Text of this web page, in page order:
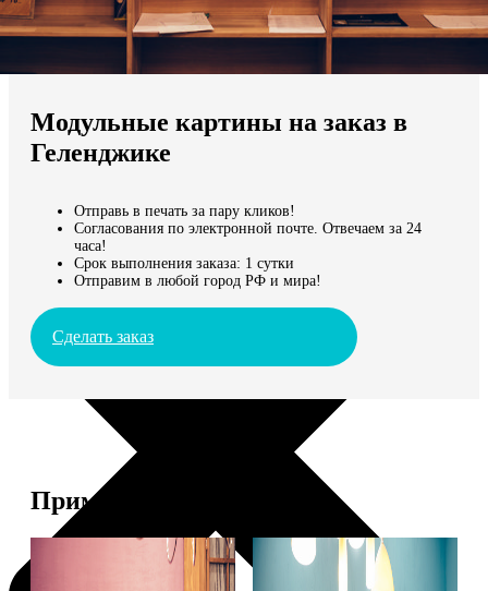
Мы доставляем по всему миру
Продолжить без города
Модульные картины на заказ в
Геленджике
Отправь в печать за пару кликов!
Согласования по электронной почте. Отвечаем за 24
часа!
Срок выполнения заказа: 1 сутки
Отправим в любой город РФ и мира!
Сделать заказ
Примеры работ